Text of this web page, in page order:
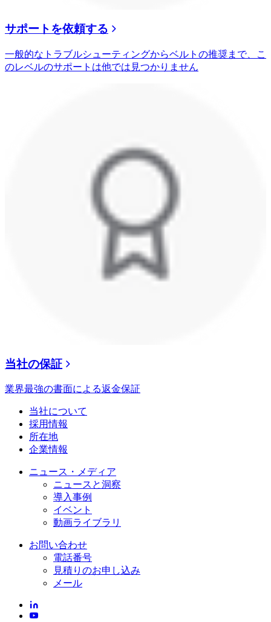
サポートを依頼する
一般的なトラブルシューティングからベルトの推奨まで、こ
のレベルのサポートは他では見つかりません
当社の保証
業界最強の書面による返金保証
当社について
採用情報
所在地
企業情報
ニュース・メディア
ニュースと洞察
導入事例
イベント
動画ライブラリ
お問い合わせ
電話番号
見積りのお申し込み
メール